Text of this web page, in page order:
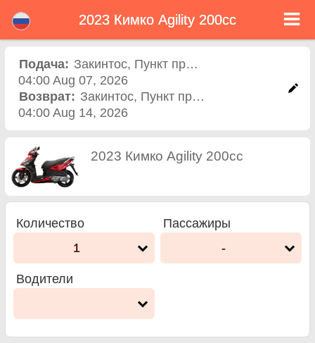
2023 Кимко Agility 200cc
прокат скутера в
закинтос
2023 Кимко Agility 200cc
Подача: Закинтос, Пункт проката
04:00 Aug 07, 2026
Возврат: Закинтос, Пункт проката
04:00 Aug 14, 2026
2023 Кимко Agility 200cc
Количество
1
Пассажиры
-
Водители